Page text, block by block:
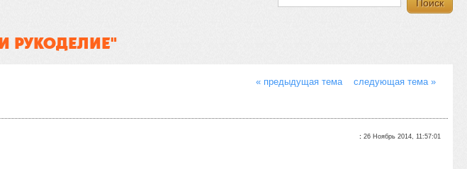
РУКОДЕЛИЕ"
« предыдущая тема следующая тема »
:26 Ноябрь 2014, 11:57:01